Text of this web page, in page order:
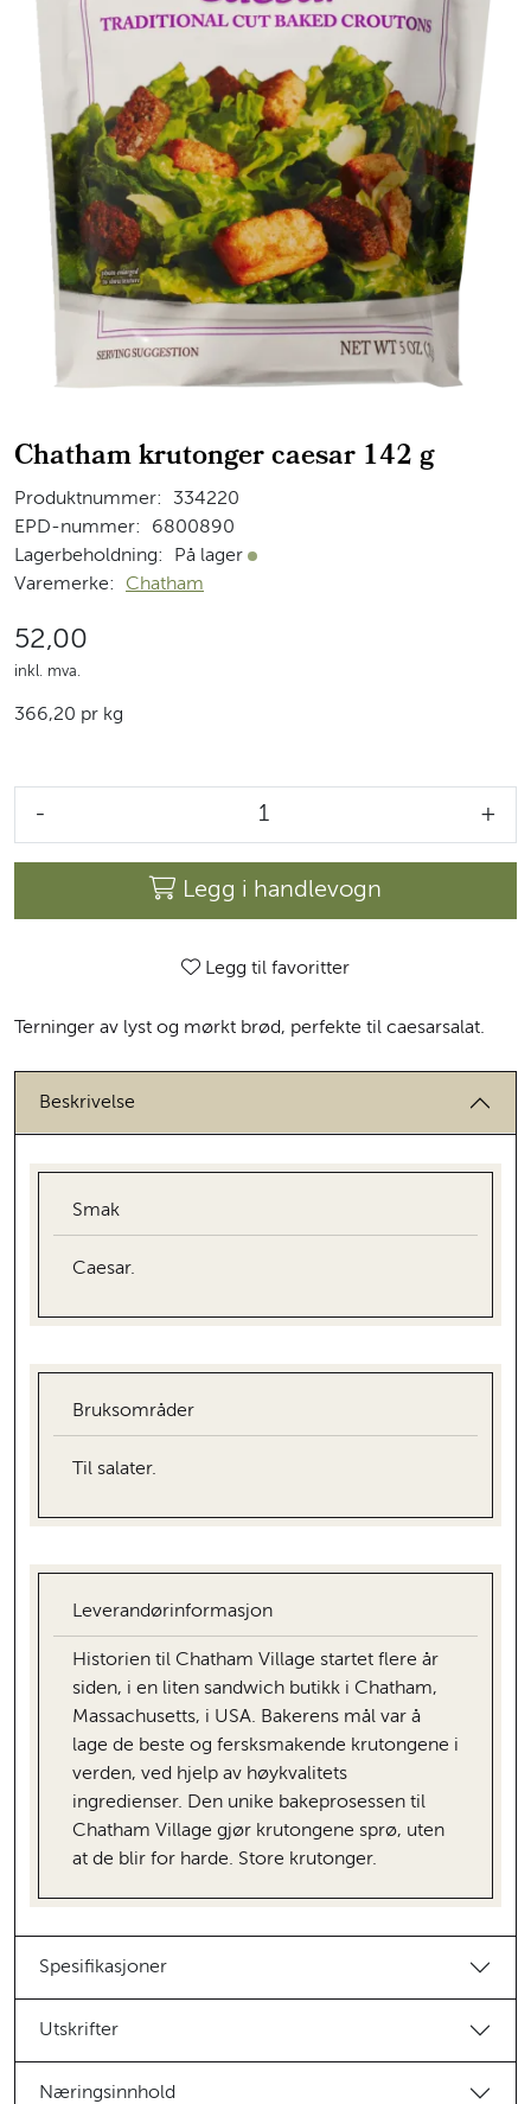
Chatham krutonger caesar 142 g
Produktnummer:
334220
EPD-nummer:
6800890
Lagerbeholdning:
På lager På lager
Varemerke: Chatham
52,00
inkl. mva.
366,20 pr kg
- +
Legg i handlevogn
Legg til favoritter
Terninger av lyst og mørkt brød, perfekte til caesarsalat.
Beskrivelse
Smak
Caesar.
Bruksområder
Til salater.
Leverandørinformasjon
Historien til Chatham Village startet flere år
siden, i en liten sandwich butikk i Chatham,
Massachusetts, i USA. Bakerens mål var å
lage de beste og fersksmakende krutongene i
verden, ved hjelp av høykvalitets
ingredienser. Den unike bakeprosessen til
Chatham Village gjør krutongene sprø, uten
at de blir for harde. Store krutonger.
Spesifikasjoner
Utskrifter
Næringsinnhold